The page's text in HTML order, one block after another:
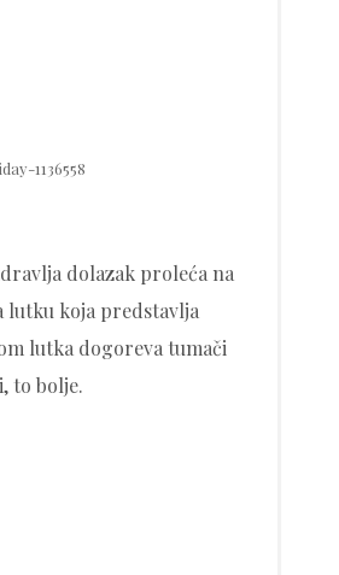
1136558
dolazak proleća na
lutku koja predstavlja
lutka dogoreva tumači
to bolje.